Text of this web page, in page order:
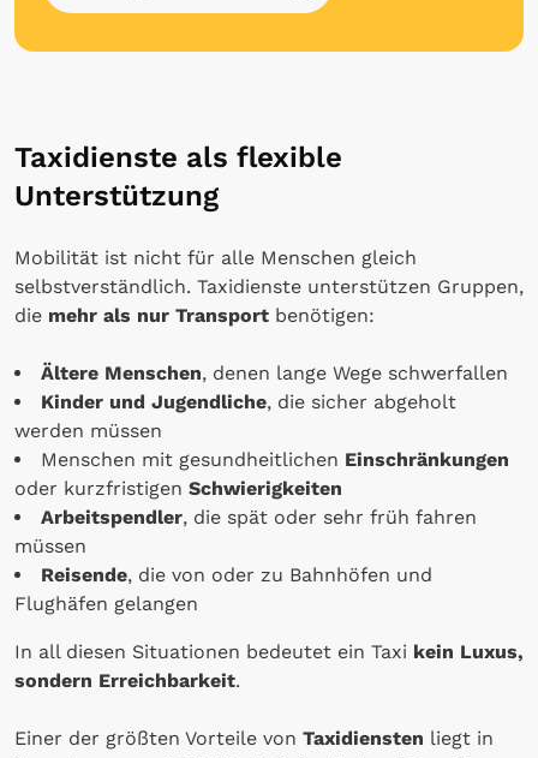
Taxidienste als flexible
Unterstützung
Mobilität ist nicht für alle Menschen gleich
selbstverständlich. Taxidienste unterstützen Gruppen,
die mehr als nur Transport benötigen:
Ältere Menschen, denen lange Wege schwerfallen
Kinder und Jugendliche, die sicher abgeholt
werden müssen
Menschen mit gesundheitlichen Einschränkungen
oder kurzfristigen Schwierigkeiten
Arbeitspendler, die spät oder sehr früh fahren
müssen
Reisende, die von oder zu Bahnhöfen und
Flughäfen gelangen
In all diesen Situationen bedeutet ein Taxi kein Luxus,
sondern Erreichbarkeit.
Einer der größten Vorteile von Taxidiensten liegt in